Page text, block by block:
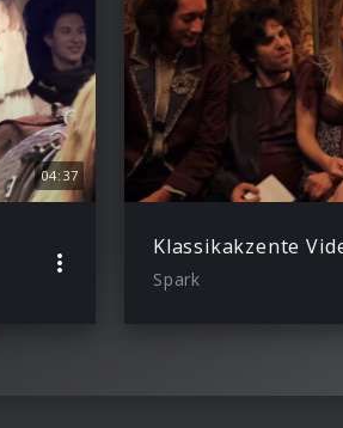
04:37
Spark